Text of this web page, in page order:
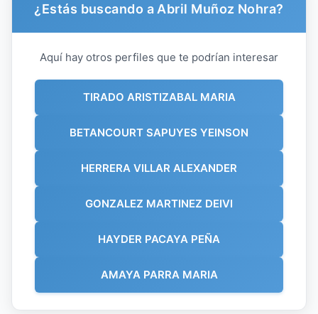
¿Estás buscando a Abril Muñoz Nohra?
Aquí hay otros perfiles que te podrían interesar
TIRADO ARISTIZABAL MARIA
BETANCOURT SAPUYES YEINSON
HERRERA VILLAR ALEXANDER
GONZALEZ MARTINEZ DEIVI
HAYDER PACAYA PEÑA
AMAYA PARRA MARIA